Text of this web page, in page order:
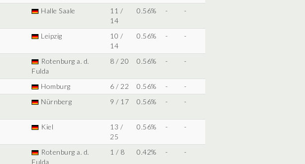
Halle Saale
11 /
14
0.56% - -
Leipzig
10 /
14
0.56% - -
Rotenburg a. d.
Fulda
8 / 20 0.56% - -
Homburg 6 / 22 0.56% -
-
Nürnberg 9 / 17 0.56% - -
Kiel
13 /
25
0.56% - -
Rotenburg a. d.
Fulda
1 / 8 0.42% - -